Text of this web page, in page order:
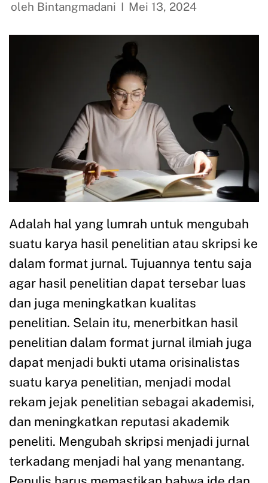
oleh Bintangmadani Mei 13, 2024
Adalah hal yang lumrah untuk mengubah
suatu karya hasil penelitian atau skripsi ke
dalam format jurnal. Tujuannya tentu saja
agar hasil penelitian dapat tersebar luas
dan juga meningkatkan kualitas
penelitian. Selain itu, menerbitkan hasil
penelitian dalam format jurnal ilmiah juga
dapat menjadi bukti utama orisinalistas
suatu karya penelitian, menjadi modal
rekam jejak penelitian sebagai akademisi,
dan meningkatkan reputasi akademik
peneliti. Mengubah skripsi menjadi jurnal
terkadang menjadi hal yang menantang.